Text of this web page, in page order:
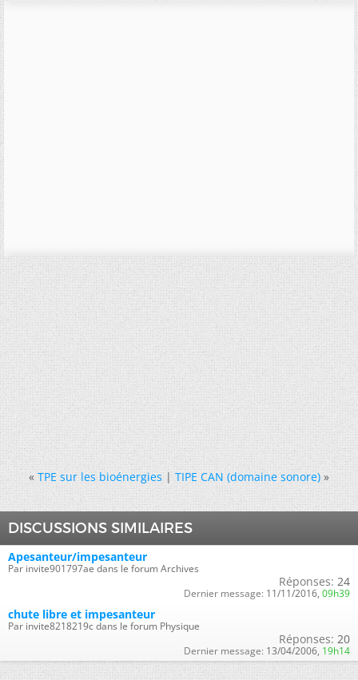
« TPE sur les bioénergies|TIPE CAN (domaine sonore) »
DISCUSSIONS SIMILAIRES
Apesanteur/impesanteur
Par invite901797ae dans le forum Archives
Réponses: 24
Dernier message: 11/11/2016, 09h39
chute libre et impesanteur
Par invite8218219c dans le forum Physique
Réponses: 20
Dernier message: 13/04/2006, 19h14